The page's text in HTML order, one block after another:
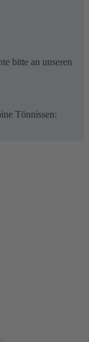
bitte an unseren
Tönnissen: